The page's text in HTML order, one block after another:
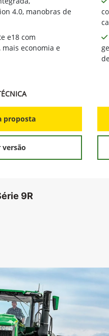
4.0, manobras de
e18 com
economia e
proposta
versão
9R